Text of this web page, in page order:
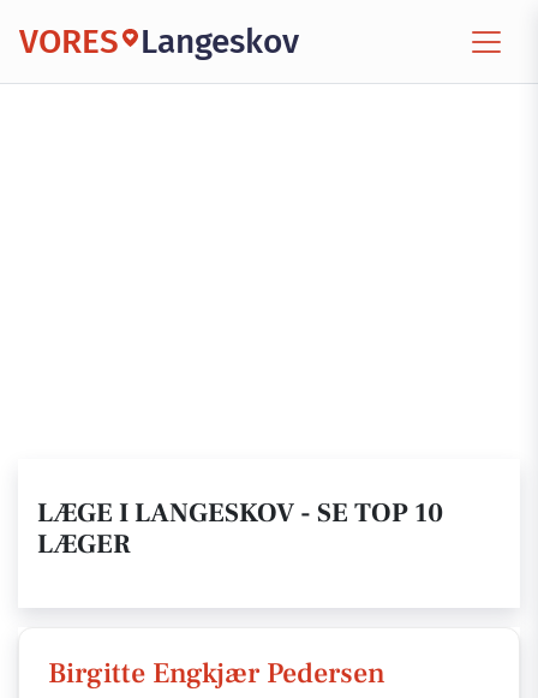
VORES Langeskov
LÆGE I LANGESKOV - SE TOP 10
LÆGER
Birgitte Engkjær Pedersen